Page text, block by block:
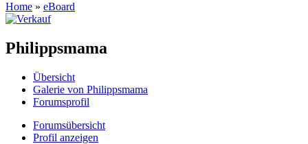
Home » eBoard
Philippsmama
Übersicht
Galerie von Philippsmama
Forumsprofil
Forumsübersicht
Profil anzeigen